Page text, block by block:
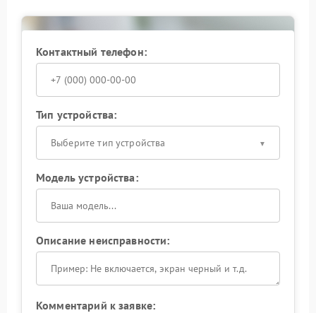
Контактный телефон:
Тип устройства:
Выберите тип устройства
Модель устройства:
Описание неисправности:
Комментарий к заявке: